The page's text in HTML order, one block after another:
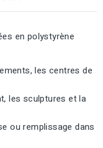
en polystyrène
les centres de
les sculptures et la
ou remplissage dans